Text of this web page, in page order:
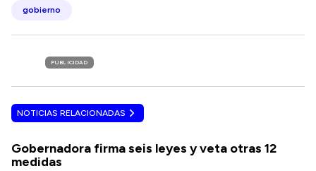
gobierno
PUBLICIDAD
NOTICIAS RELACIONADAS
Gobernadora firma seis leyes y veta otras 12
medidas